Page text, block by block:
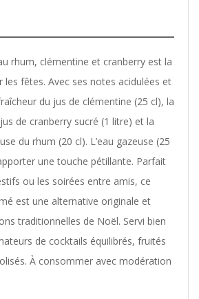
rhum, clémentine et cranberry est la
les fêtes. Avec ses notes acidulées et
du jus de clémentine (25 cl), la
de cranberry sucré (1 litre) et la
du rhum (20 cl). L’eau gazeuse (25
une touche pétillante. Parfait
ou les soirées entre amis, ce
est une alternative originale et
traditionnelles de Noël. Servi bien
de cocktails équilibrés, fruités
À consommer avec modération